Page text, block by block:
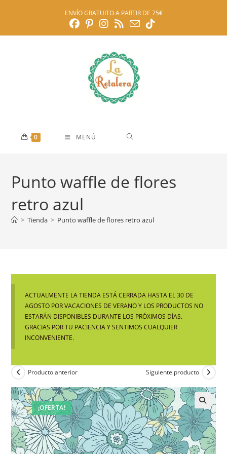
ENVÍO GRATUITO A PARTIR DE 75€
0 MENÚ
Punto waffle de flores
retro azul
> Tienda > Punto waffle de flores retro azul
ACTUALMENTE LA TIENDA ESTÁ CERRADA HASTA EL 30 DE
AGOSTO POR VACACIONES DE VERANO Y LOS PRODUCTOS NO
ESTARÁN DISPONIBLES DURANTE LOS PRÓXIMOS DÍAS.
GRACIAS POR TU PACIENCIA Y SENTIMOS CUALQUIER
INCONVENIENTE.
¡OFERTA!
Producto anterior Siguiente producto
🔍